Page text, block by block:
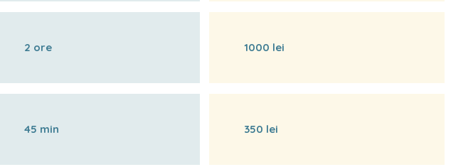
2 ore
45 min
1000 lei
350 lei